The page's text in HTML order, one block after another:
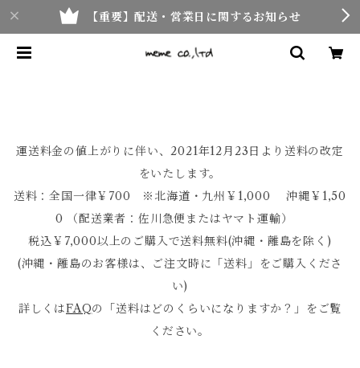
【重要】配送・営業日に関するお知らせ
運送料金の値上がりに伴い、2021年12月23日より送料の改定
をいたします。
送料：全国一律￥700 ※北海道・九州￥1,000 沖縄￥1,50
0 （配送業者：佐川急便またはヤマト運輸）
税込￥7,000以上のご購入で送料無料(沖縄・離島を除く)
(沖縄・離島のお客様は、ご注文時に「送料」をご購入くださ
い)
詳しくはFAQの「送料はどのくらいになりますか？」をご覧
ください。